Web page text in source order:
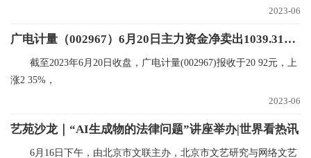
2023-06
广电计量（002967）6月20日主力资金净卖出1039.31万元
截至2023年6月20日收盘，广电计量(002967)报收于20 92元，上
涨2 35%，
2023-06
艺苑沙龙｜“AI生成物的法律问题”讲座举办|世界看热讯
6月16日下午，由北京市文联主办，北京市文艺研究与网络文艺